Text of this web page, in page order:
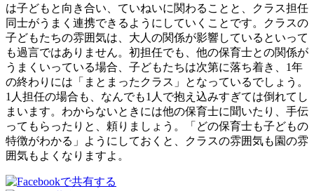
は子どもと向き合い、ていねいに関わることと、クラス担任
同士がうまく連携できるようにしていくことです。クラスの
子どもたちの雰囲気は、大人の関係が影響しているといって
も過言ではありません。初担任でも、他の保育士との関係が
うまくいっている場合、子どもたちは次第に落ち着き、1年
の終わりには「まとまったクラス」となっているでしょう。
1人担任の場合も、なんでも1人で抱え込みすぎては倒れてし
まいます。わからないときには他の保育士に聞いたり、手伝
ってもらったりと、頼りましょう。「どの保育士も子どもの
特徴がわかる」ようにしておくと、クラスの雰囲気も園の雰
囲気もよくなりますよ。